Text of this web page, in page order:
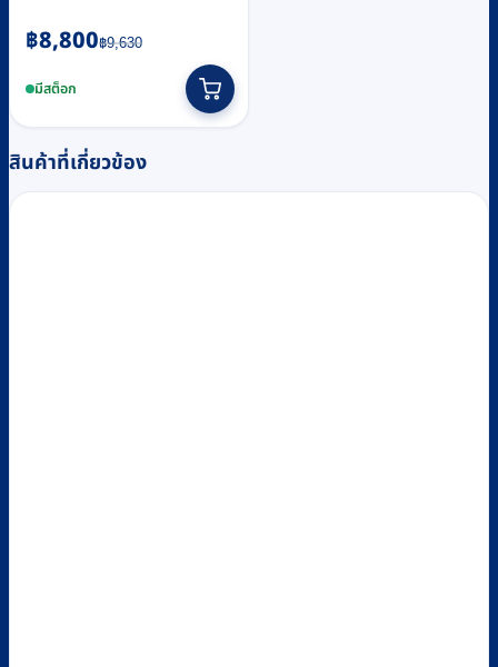
฿9,630
Original
price
was:
฿8,800
Current
price
is:มีสต็อก
สินค้าที่เกี่ยวข้อง